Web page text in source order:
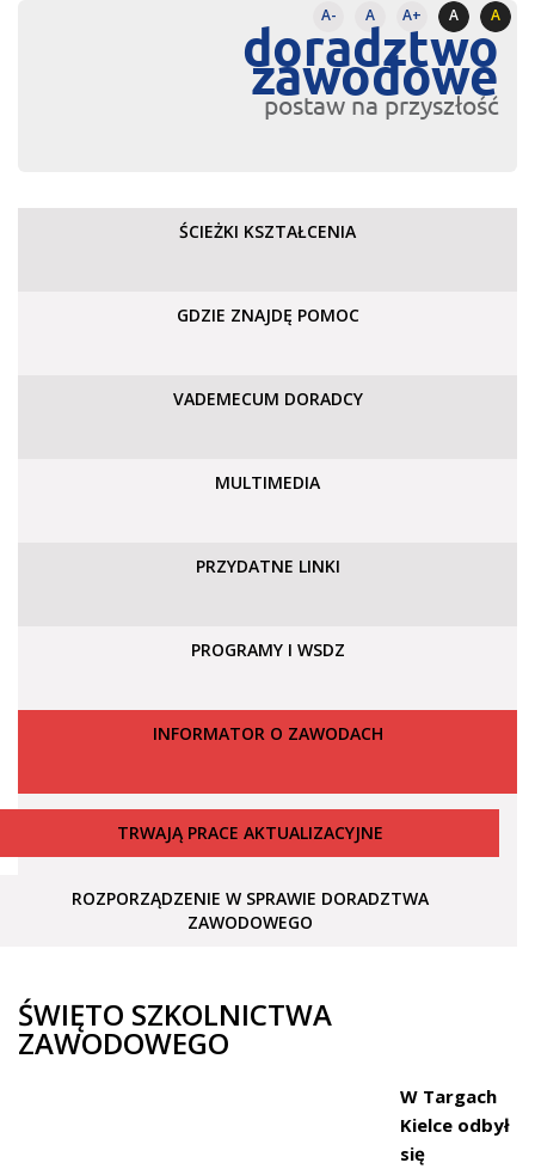
A- A A+ A A
doradztwo
zawodowe
postaw na przyszłość
ŚCIEŻKI KSZTAŁCENIA
GDZIE ZNAJDĘ POMOC
VADEMECUM DORADCY
MULTIMEDIA
PRZYDATNE LINKI
PROGRAMY I WSDZ
INFORMATOR O ZAWODACH
TRWAJĄ PRACE AKTUALIZACYJNE
ROZPORZĄDZENIE W SPRAWIE DORADZTWA
ZAWODOWEGO
ŚWIĘTO SZKOLNICTWA
ZAWODOWEGO
W Targach
Kielce odbył
się